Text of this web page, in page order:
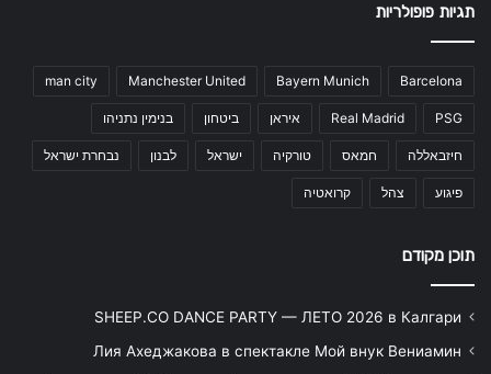
תגיות פופולריות
Barcelona
Bayern Munich
Manchester United
man city
PSG
Real Madrid איראן ביטחון בנימין נתניהו
חיזבאללה חמאס טורקיה ישראל לבנון נבחרת ישראל
פיגוע צהל קרואטיה
תוכן מקודם
SHEEP.CO DANCE PARTY — ЛЕТО 2026 в Калгари
Лия Ахеджакова в спектакле Мой внук Вениамин